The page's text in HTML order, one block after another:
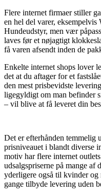
Flere internet firmaer stiller
en hel del varer,
Hundeudstyr, men vær
laves før et nøjagtigt
få varen afsendt inden de
Enkelte internet shops lover
det at du aftager for et
den mest prisbevidste
ligegyldigt om man befinder
– vil blive at få leveret din
Det er efterhånden temmelig
prisniveauet i blandt diverse
motiv har flere internet
udsalgspriserne på mange af
yderligere også til kvinder
gange tilbyde levering uden